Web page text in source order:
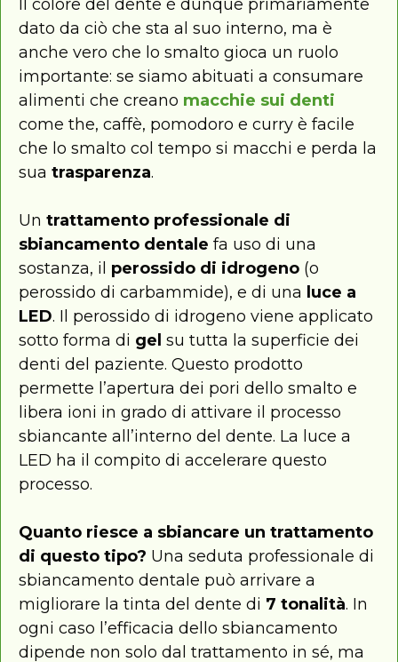
Il colore del dente è dunque primariamente
dato da ciò che sta al suo interno, ma è
anche vero che lo smalto gioca un ruolo
importante: se siamo abituati a consumare
alimenti che creano macchie sui denti
come the, caffè, pomodoro e curry è facile
che lo smalto col tempo si macchi e perda la
sua trasparenza.
Un trattamento professionale di
sbiancamento dentale fa uso di una
sostanza, il perossido di idrogeno (o
perossido di carbammide), e di una luce a
LED. Il perossido di idrogeno viene applicato
sotto forma di gel su tutta la superficie dei
denti del paziente. Questo prodotto
permette l’apertura dei pori dello smalto e
libera ioni in grado di attivare il processo
sbiancante all’interno del dente. La luce a
LED ha il compito di accelerare questo
processo.
Quanto riesce a sbiancare un trattamento
di questo tipo? Una seduta professionale di
sbiancamento dentale può arrivare a
migliorare la tinta del dente di 7 tonalità. In
ogni caso l’efficacia dello sbiancamento
dipende non solo dal trattamento in sé, ma